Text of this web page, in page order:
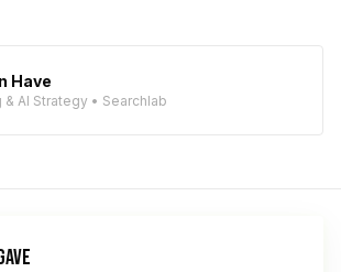
Have
& AI Strategy • Searchlab